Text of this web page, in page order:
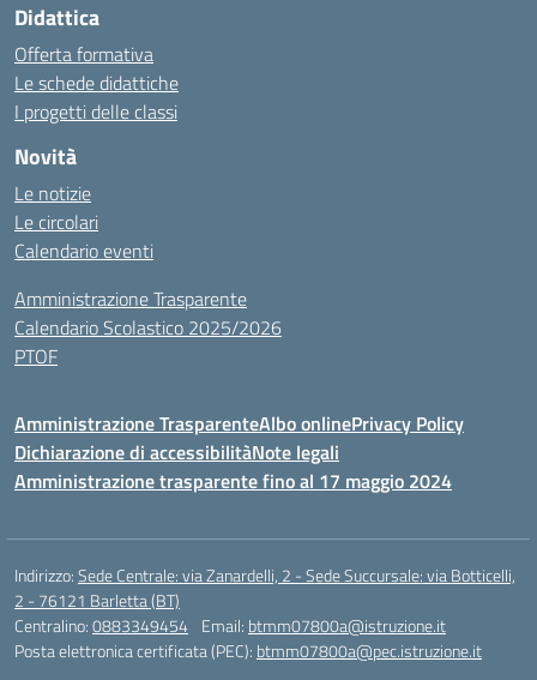
Didattica
Offerta formativa
Le schede didattiche
I progetti delle classi
Novità
Le notizie
Le circolari
Calendario eventi
Amministrazione Trasparente
Calendario Scolastico 2025/2026
PTOF
Amministrazione TrasparenteAlbo onlinePrivacy Policy
Dichiarazione di accessibilitàNote legali
Amministrazione trasparente fino al 17 maggio 2024
Indirizzo:Sede Centrale: via Zanardelli, 2 - Sede Succursale: via Botticelli,
2 - 76121 Barletta (BT)
Centralino:0883349454 Email: btmm07800a@istruzione.it
Posta elettronica certificata (PEC): btmm07800a@pec.istruzione.it